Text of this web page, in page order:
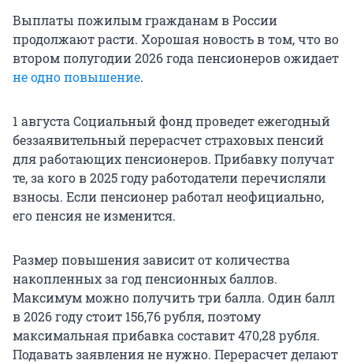
Выплаты пожилым гражданам в России
продолжают расти. Хорошая новость в том, что во
втором полугодии 2026 года пенсионеров ожидает
не одно повышение.
1 августа Социальный фонд проведет ежегодный
беззаявительный перерасчет страховых пенсий
для работающих пенсионеров. Прибавку получат
те, за кого в 2025 году работодатели перечисляли
взносы. Если пенсионер работал неофициально,
его пенсия не изменится.
Размер повышения зависит от количества
накопленных за год пенсионных баллов.
Максимум можно получить три балла. Один балл
в 2026 году стоит 156,76 рубля, поэтому
максимальная прибавка составит 470,28 рубля.
Подавать заявления не нужно. Перерасчет делают